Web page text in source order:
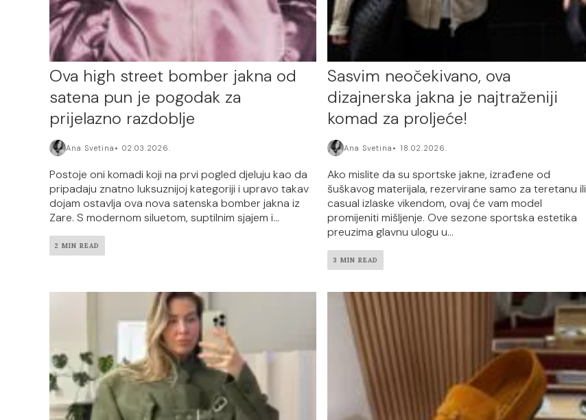
Ova high street bomber jakna od
satena pun je pogodak za
prijelazno razdoblje
Ana Svetina 02.03.2026.
Postoje oni komadi koji na prvi pogled djeluju kao da
pripadaju znatno luksuznijoj kategoriji i upravo takav
dojam ostavlja ova nova satenska bomber jakna iz
Zare. S modernom siluetom, suptilnim sjajem i...
2 MIN READ
Sasvim neočekivano, ova
dizajnerska jakna je najtraženiji
komad za proljeće!
Ana Svetina 18.02.2026.
Ako mislite da su sportske jakne, izrađene od
šuškavog materijala, rezervirane samo za teretanu ili
casual izlaske vikendom, ovaj će vam model
promijeniti mišljenje. Ove sezone sportska estetika
preuzima glavnu ulogu u...
3 MIN READ